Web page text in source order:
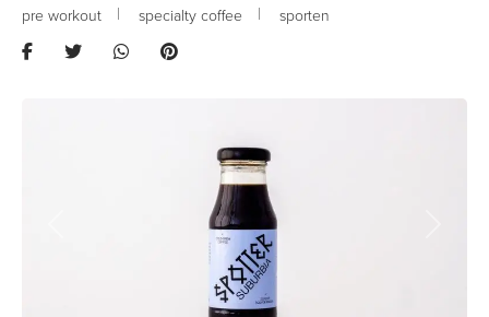
pre workout
specialty coffee sporten